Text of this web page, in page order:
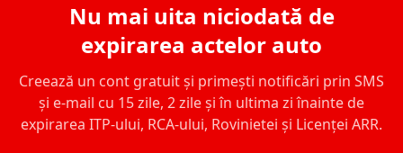
Nu mai uita niciodată de
expirarea actelor auto
Creează un cont gratuit și primești notificări prin SMS
și e-mail cu 15 zile, 2 zile și în ultima zi înainte de
expirarea ITP-ului, RCA-ului, Rovinietei și Licenței ARR.